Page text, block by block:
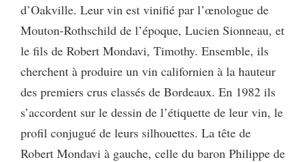
d’Oakville. Leur vin est vinifié par l’œnologue de
Mouton-Rothschild de l’époque, Lucien Sionneau, et
le fils de Robert Mondavi, Timothy. Ensemble, ils
cherchent à produire un vin californien à la hauteur
des premiers crus classés de Bordeaux. En 1982 ils
s’accordent sur le dessin de l’étiquette de leur vin, le
profil conjugué de leurs silhouettes. La tête de
Robert Mondavi à gauche, celle du baron Philippe de